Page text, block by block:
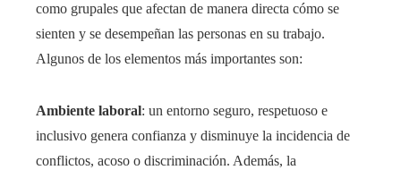
como grupales que afectan de manera directa cómo se
sienten y se desempeñan las personas en su trabajo.
Algunos de los elementos más importantes son:
Ambiente laboral: un entorno seguro, respetuoso e
inclusivo genera confianza y disminuye la incidencia de
conflictos, acoso o discriminación. Además, la